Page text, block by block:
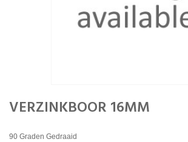
VERZINKBOOR 16MM
90 Graden Gedraaid